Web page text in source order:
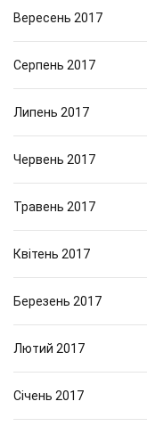
Вересень 2017
Серпень 2017
Липень 2017
Червень 2017
Травень 2017
Квітень 2017
Березень 2017
Лютий 2017
Січень 2017